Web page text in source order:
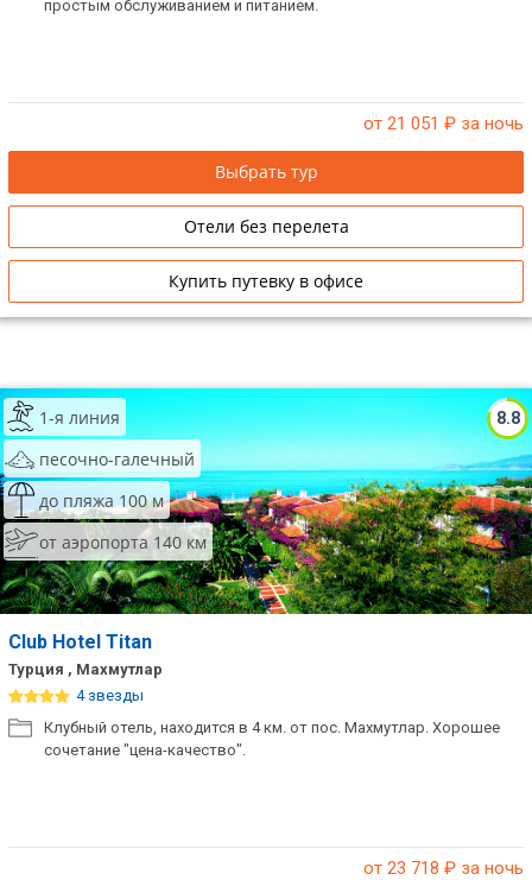
простым обслуживанием и питанием.
от 21 051 ₽ за ночь
Выбрать тур
Отели без перелета
Купить путевку в офисе
8.8
1-я линия
песочно-галечный
до пляжа 100 м
от аэропорта 140 км
Club Hotel Titan
Турция , Махмутлар
4 звезды
Клубный отель, находится в 4 км. от пос. Махмутлар. Хорошее
сочетание "цена-качество".
от 23 718 ₽ за ночь